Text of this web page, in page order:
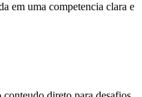
em uma competencia clara e